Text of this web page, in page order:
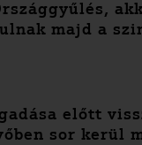
majd a
előtt
sor